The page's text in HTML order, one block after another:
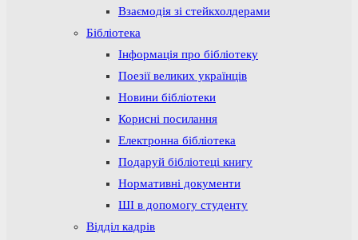
Взаємодія зі стейкхолдерами
Бібліотека
Інформація про бібліотеку
Поезії великих українців
Новини бібліотеки
Корисні посилання
Електронна бібліотека
Подаруй бібліотеці книгу
Нормативні документи
ШІ в допомогу студенту
Відділ кадрів